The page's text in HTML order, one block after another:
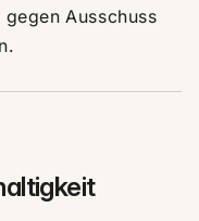
Ausschuss